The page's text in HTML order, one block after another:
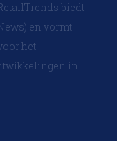
biedt
en vormt
het
in